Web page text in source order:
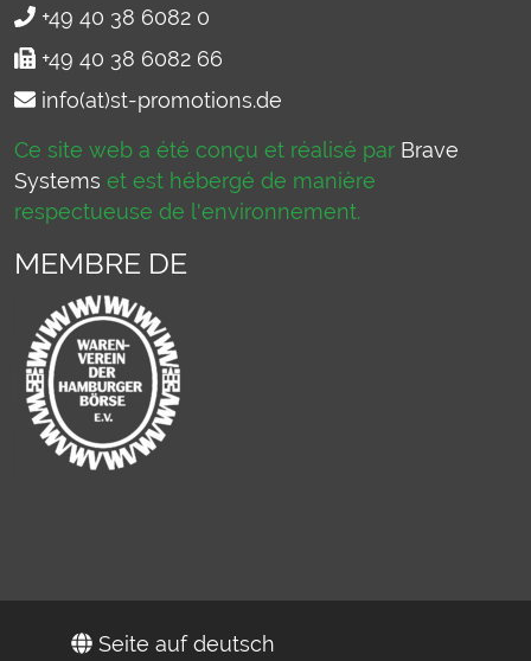
+49 40 38 6082 0
+49 40 38 6082 66
info(at)st-promotions.de
Ce site web a été conçu et réalisé par Brave
Systems et est hébergé de manière
respectueuse de l'environnement.
MEMBRE DE
Seite auf deutsch